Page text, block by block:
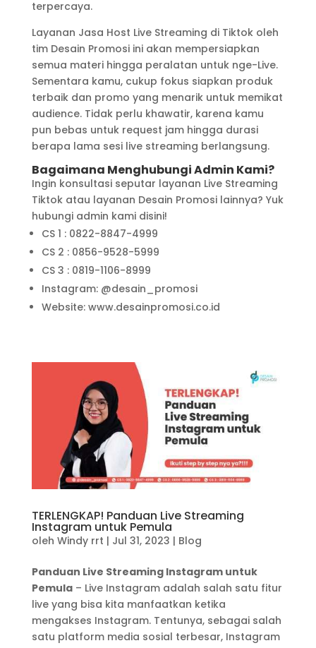
terpercaya.
Layanan Jasa Host Live Streaming di Tiktok oleh
tim Desain Promosi ini akan mempersiapkan
semua materi hingga peralatan untuk nge-Live.
Sementara kamu, cukup fokus siapkan produk
terbaik dan promo yang menarik untuk memikat
audience. Tidak perlu khawatir, karena kamu
pun bebas untuk request jam hingga durasi
berapa lama sesi live streaming berlangsung.
Bagaimana Menghubungi Admin Kami?
Ingin konsultasi seputar layanan Live Streaming
Tiktok atau layanan Desain Promosi lainnya? Yuk
hubungi admin kami disini!
CS 1 : 0822-8847-4999
CS 2 : 0856-9528-5999
CS 3 : 0819-1106-8999
Instagram: @desain_promosi
Website: www.desainpromosi.co.id
TERLENGKAP! Panduan Live Streaming
Instagram untuk Pemula
oleh Windy rrt | Jul 31, 2023 | Blog
Panduan Live Streaming Instagram untuk
Pemula– Live Instagram adalah salah satu fitur
live yang bisa kita manfaatkan ketika
mengakses Instagram. Tentunya, sebagai salah
satu platform media sosial terbesar, Instagram